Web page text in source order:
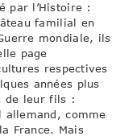
par l’Histoire :
familial en
mondiale, ils
page
respectives
années plus
de leur fils :
comme
France. Mais